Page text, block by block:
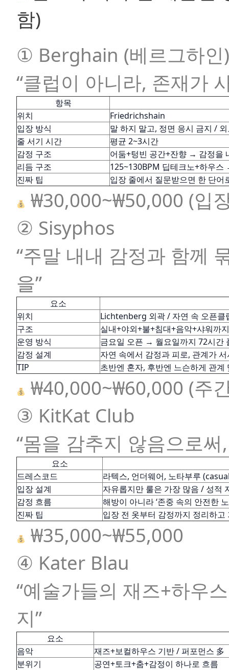
함)
① Berghain (베르그하인)
“클럽이 아니라, 존재가
항목
위치
Friedrichshain
입장 방식
말 하지 말고, 정면 응시 금지 / 외
줄 서기 시간
평균 2~3시간
감정 구조
어둠+텅빈 공간+잔향 → 감정을
리듬 구조
125~130BPM 딥테크노+하우스
진짜 팁
입장 줄에서 질문받으면 한 단어
₩30,000~₩50,000 (입
② Sisyphos
“주말 내내 감정과 함께
을”
요소
위치
Lichtenberg 외곽 / 자연 속 오픈클
구조
실내+야외+불+침대+음악+샤워까지
운영 방식
금요일 오픈 → 월요일까지 72시간
감정 설계
자연 속에서 감정과 피로, 관계가
TIP
초반엔 혼자, 후반엔 느슨하게 관계
₩40,000~₩60,000 (주
③ KitKat Club
“몸을 감추지 않음으로
요소
드레스코드
라텍스, 언더웨어, 노타부루
입장 설계
자유롭지만 룰은 가장 많음 / 성적
감정 흐름
해방이 아니라 ‘존중 속의 안전한 노
진짜 팁
입장 전 옷부터 감정까지 정리하고
₩35,000~₩55,000
④ Kater Blau
“예술가들의 재즈+하우
지”
요소
음악
재즈+보컬하우스 기반 / 퍼포먼스 多
분위기
공연+토크+춤+감정이 하나로 흐름